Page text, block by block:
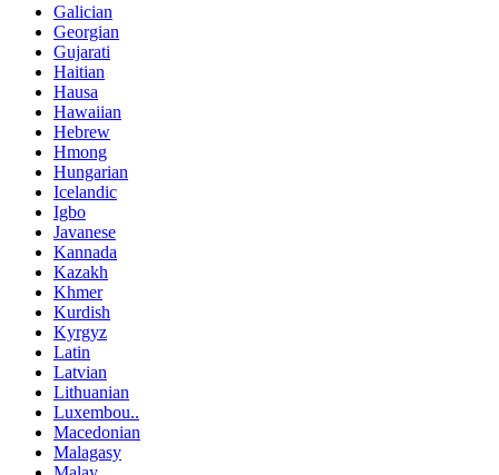
Galician
Georgian
Gujarati
Haitian
Hausa
Hawaiian
Hebrew
Hmong
Hungarian
Icelandic
Igbo
Javanese
Kannada
Kazakh
Khmer
Kurdish
Kyrgyz
Latin
Latvian
Lithuanian
Luxembou..
Macedonian
Malagasy